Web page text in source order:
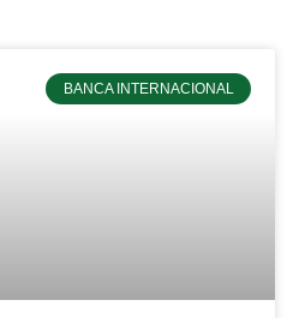
BANCA INTERNACIONAL